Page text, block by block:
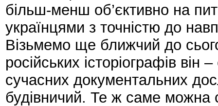
більш-менш об’єктивно на
українцями з точністю до
Візьмемо ще ближчий до
російських історіографів
сучасних документальних
будівничий. Те ж саме можна